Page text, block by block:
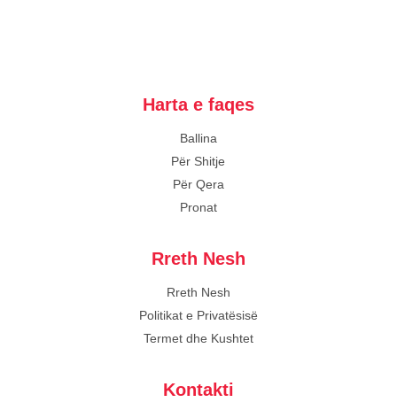
Harta e faqes
Ballina
Për Shitje
Për Qera
Pronat
Rreth Nesh
Rreth Nesh
Politikat e Privatësisë
Termet dhe Kushtet
Kontakti